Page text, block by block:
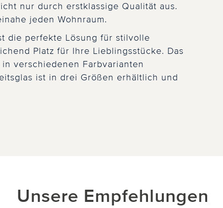
nur durch erstklassige Qualität aus.
jeden Wohnraum.
die perfekte Lösung für stilvolle
Platz für Ihre Lieblingsstücke. Das
verschiedenen Farbvarianten
ist in drei Größen erhältlich und
Unsere Empfehlungen